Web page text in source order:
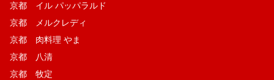
京都 イル パッパラルド
京都 メルクレディ
京都 肉料理 やま
京都 八清
京都 牧定